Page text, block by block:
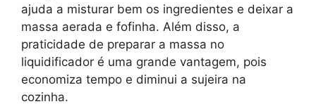
ajuda a misturar bem os ingredientes e deixar a
massa aerada e fofinha. Além disso, a
praticidade de preparar a massa no
liquidificador é uma grande vantagem, pois
economiza tempo e diminui a sujeira na
cozinha.